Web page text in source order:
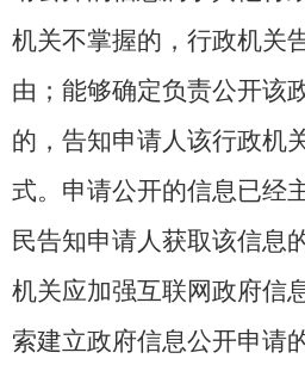
机关不掌握的，行政机关
由；能够确定负责公开该
的，告知申请人该行政机
式。申请公开的信息已经
民告知申请人获取该信息
机关应加强互联网政府信
索建立政府信息公开申请